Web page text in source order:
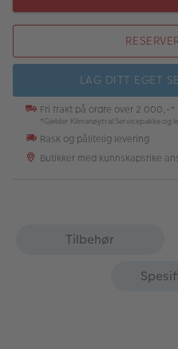
LAG DITT EGET
Fri frakt på ordre over 2 000,-*
*Gjelder Klimanøytral Servicepakke og
Rask og pålitelig levering
Butikker med kunnskapsrike
Tilbehør